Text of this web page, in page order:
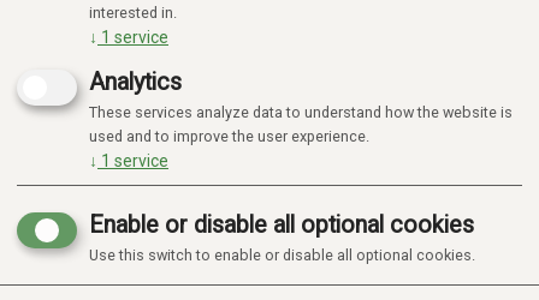
interested in.
↓ 1 service
Analytics
These services analyze data to understand how the website is
used and to improve the user experience.
↓ 1 service
Enable or disable all optional cookies
Use this switch to enable or disable all optional cookies.